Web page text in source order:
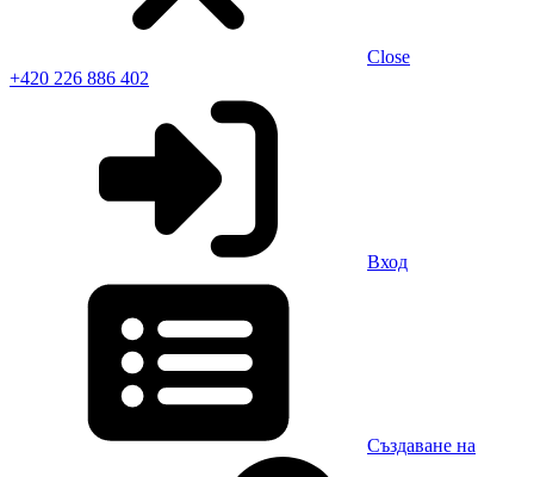
Close
+420 226 886 402
Вход
Създаване на